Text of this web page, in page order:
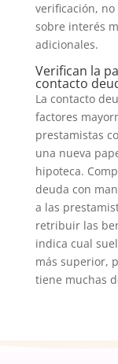
verificación,
sobre interés
adicionales.
Verifican la
contacto
La contacto
factores
prestamistas
una nueva
hipoteca.
deuda con
a las
retribuir las
indica cual
más superior,
tiene muchas